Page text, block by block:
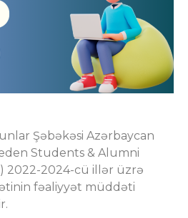
Şəbəkəsi Azərbaycan
Students & Alumni
2022-2024-cü illər üzrə
fəaliyyət müddəti